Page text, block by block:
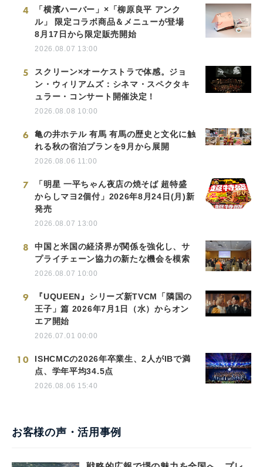
4
「横濱ハーバー」×「柳原良平 アンク
ル」 限定コラボ商品＆メニューが登場
8月17日から限定販売開始
2026.08.07 13:00
5
スクリーン×オーケストラで体感。ジョ
ン・ウィリアムズ：シネマ・スペクタキ
ュラー・コンサート開催決定！
2026.08.08 10:00
6
亀の井ホテル 有馬 有馬の歴史と文化に触
れる秋の宿泊プランを9月から展開
2026.08.06 11:00
7
「明星 一平ちゃん夜店の焼そば 超特盛
からしマヨ2個付」2026年8月24日(月)新
発売
2026.08.07 13:00
8
中国と米国の経済界が関係を強化し、サ
プライチェーン協力の新たな機会を模索
2026.08.07 10:00
9
『UQUEEN』シリーズ新TVCM「隣国の
王子」篇 2026年7月1日（水）からオン
エア開始
2026.07.01 00:00
10
ISHCMCの2026年卒業生、2人がIBで満
点、学年平均34.5点
2026.08.06 15:40
お客様の声・活用事例